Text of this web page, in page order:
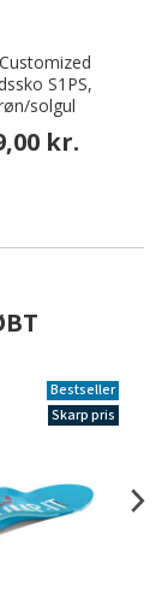
S1PS,
solgul
kr.
Bestseller
Skarp pris